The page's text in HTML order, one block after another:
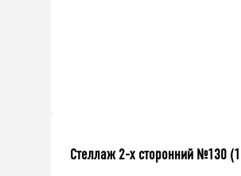
Стеллаж 2-х сторонний №130